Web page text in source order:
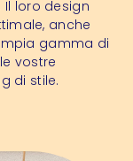
loro design
anche
gamma di
vostre
di stile.